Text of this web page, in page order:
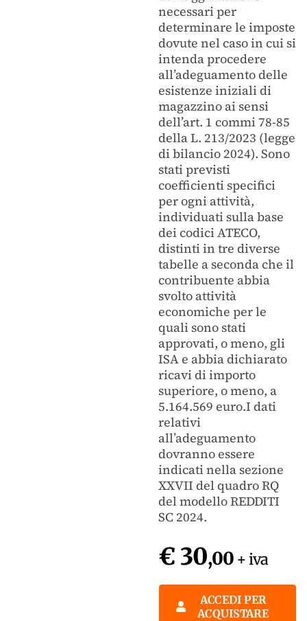
necessari per
determinare le imposte
dovute nel caso in cui si
intenda procedere
all’adeguamento delle
esistenze iniziali di
magazzino ai sensi
dell’art. 1 commi 78-85
della L. 213/2023 (legge
di bilancio 2024). Sono
stati previsti
coefficienti specifici
per ogni attività,
individuati sulla base
dei codici ATECO,
distinti in tre diverse
tabelle a seconda che il
contribuente abbia
svolto attività
economiche per le
quali sono stati
approvati, o meno, gli
ISA e abbia dichiarato
ricavi di importo
superiore, o meno, a
5.164.569 euro.I dati
relativi
all’adeguamento
dovranno essere
indicati nella sezione
XXVII del quadro RQ
del modello REDDITI
SC 2024.
€ 30,00 + iva
ACCEDI PER
ACQUISTARE